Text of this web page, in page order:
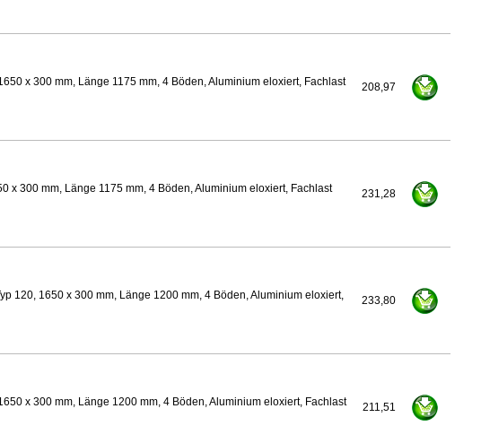
x 300 mm, Länge 1175 mm, 4 Böden, Aluminium eloxiert, Fachlast
208,97
x 300 mm, Länge 1175 mm, 4 Böden, Aluminium eloxiert, Fachlast
231,28
120, 1650 x 300 mm, Länge 1200 mm, 4 Böden, Aluminium eloxiert,
233,80
x 300 mm, Länge 1200 mm, 4 Böden, Aluminium eloxiert, Fachlast
211,51